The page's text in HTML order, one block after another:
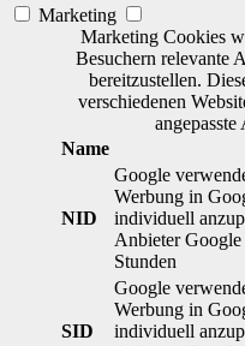
Marketing
Marketing Cookies
Besuchern relevante
bereitzustellen.
verschiedenen
Name
NID
Google
Werbung in
individuell
Anbieter Google
Stunden
SID
Google
Werbung in
individuell